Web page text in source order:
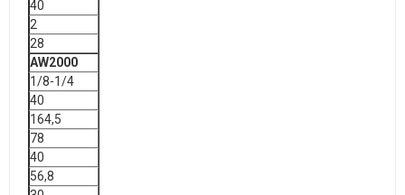
40
2
28
AW2000
1/8-1/4
40
164,5
78
40
56,8